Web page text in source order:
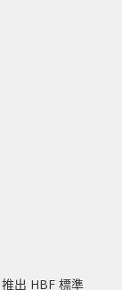
推出 HBF 標準